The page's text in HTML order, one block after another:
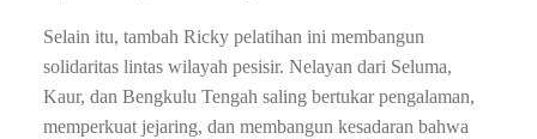
Selain itu, tambah Ricky pelatihan ini membangun
solidaritas lintas wilayah pesisir. Nelayan dari Seluma,
Kaur, dan Bengkulu Tengah saling bertukar pengalaman,
memperkuat jejaring, dan membangun kesadaran bahwa